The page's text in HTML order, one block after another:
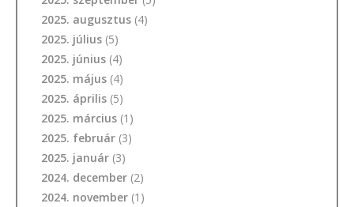
2025. augusztus (4)
2025. július (5)
2025. június (4)
2025. május (4)
2025. április (5)
2025. március (1)
2025. február (3)
2025. január (3)
2024. december (2)
2024. november (1)